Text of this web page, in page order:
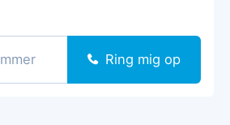
Ring mig op